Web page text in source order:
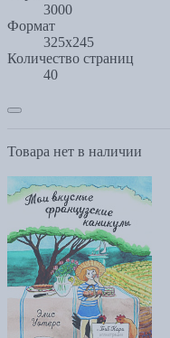
3000
Формат
325x245
Количество страниц
40
Товара нет в наличии